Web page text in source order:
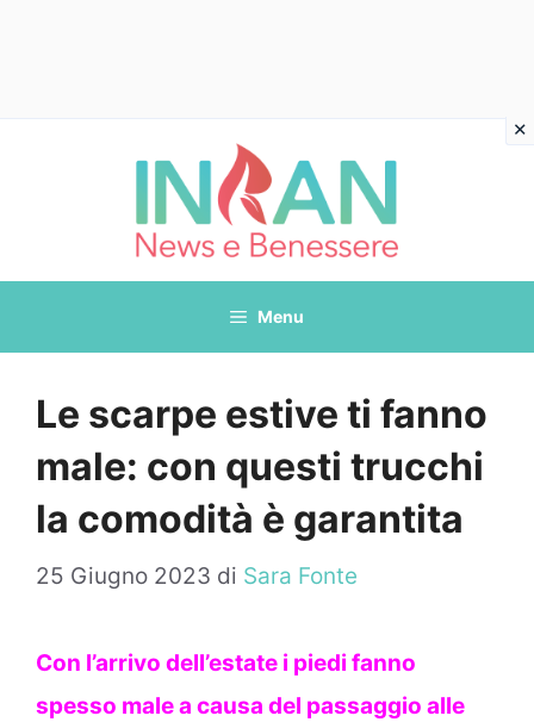
Menu
Le scarpe estive ti fanno
male: con questi trucchi
la comodità è garantita
25 Giugno 2023 di Sara Fonte
Con l’arrivo dell’estate i piedi fanno
spesso male a causa del passaggio alle